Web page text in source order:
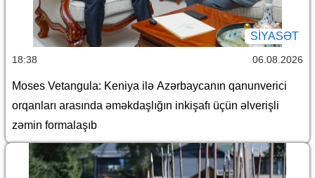
SİYASƏT
18:38 06.08.2026
Moses Vetangula: Keniya ilə Azərbaycanın qanunverici
orqanları arasında əməkdaşlığın inkişafı üçün əlverişli
zəmin formalaşıb